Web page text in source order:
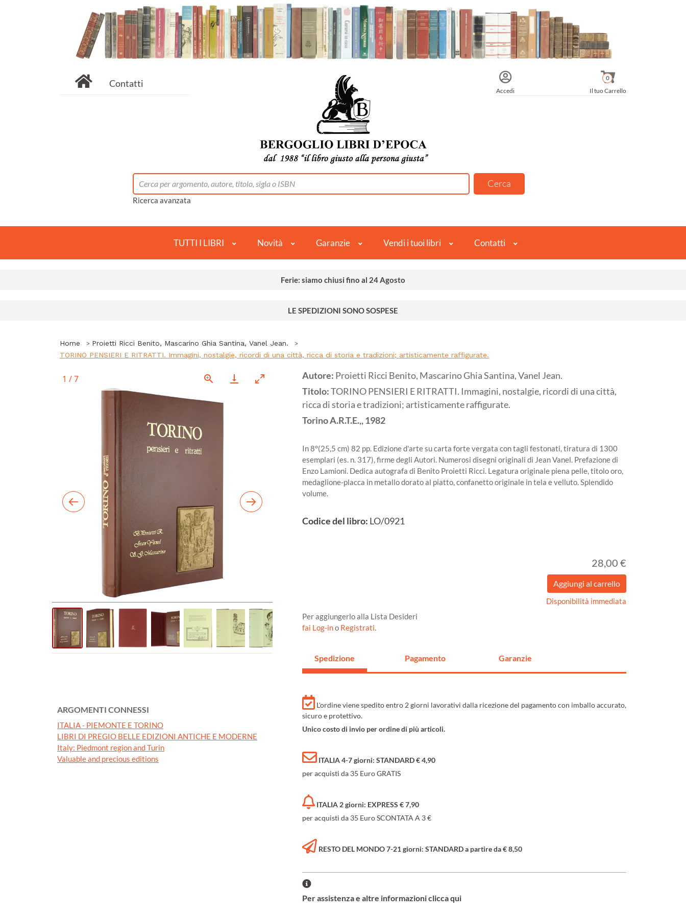
Contatti
Accedi Il tuo Carrello
0
Ricerca avanzata
TUTTI I LIBRI Novità Garanzie Vendi i tuoi libri Contatti
Ferie: siamo chiusi fino al 24 Agosto
LE SPEDIZIONI SONO SOSPESE
Home
Proietti Ricci Benito, Mascarino Ghia Santina, Vanel Jean.
TORINO PENSIERI E RITRATTI. Immagini, nostalgie, ricordi di una città, ricca di storia e tradizioni; artisticamente raffigurate.
1 /7
ARGOMENTI CONNESSI
ITALIA - PIEMONTE E TORINO
LIBRI DI PREGIO BELLE EDIZIONI ANTICHE E MODERNE
Italy: Piedmont region and Turin
Valuable and precious editions
Autore: Proietti Ricci Benito, Mascarino Ghia Santina, Vanel Jean.
Titolo:TORINO PENSIERI E RITRATTI. Immagini, nostalgie, ricordi di una città,
ricca di storia e tradizioni; artisticamente raffigurate.
TorinoA.R.T.E.,,1982
In 8°(25,5 cm) 82 pp. Edizione d'arte su carta forte vergata con tagli festonati, tiratura di 1300
esemplari (es. n. 317), firme degli Autori. Numerosi disegni originali di Jean Vanel. Prefazione di
Enzo Lamioni. Dedica autografa di Benito Proietti Ricci. Legatura originale piena pelle, titolo oro,
medaglione-placca in metallo dorato al piatto, confanetto originale in tela e velluto. Splendido
volume.
Codice del libro: LO/0921
28,00 €
Disponibilità immediata
Per aggiungerlo alla Lista Desideri
fai Log-ino Registrati.
Spedizione Pagamento Garanzie
L'ordine viene spedito entro 2 giorni lavorativi dalla ricezione del pagamento con imballo accurato,
sicuro e protettivo.
Unico costo di invio per ordine di più articoli.
ITALIA 4-7 giorni: STANDARD € 4,90
per acquisti da 35 Euro GRATIS
ITALIA 2 giorni: EXPRESS € 7,90
per acquisti da 35 Euro SCONTATA A 3 €
RESTO DEL MONDO 7-21 giorni: STANDARD a partire da € 8,50
Per assistenza e altre informazioni clicca qui